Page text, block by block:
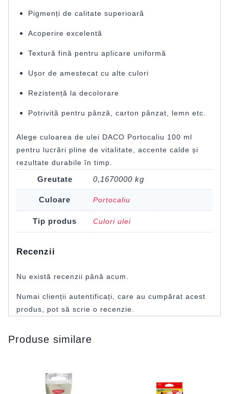
Pigmenți de calitate superioară
Acoperire excelentă
Textură fină pentru aplicare uniformă
Ușor de amestecat cu alte culori
Rezistență la decolorare
Potrivită pentru pânză, carton pânzat, lemn etc.
Alege culoarea de ulei DACO Portocaliu 100 ml
pentru lucrări pline de vitalitate, accente calde și
rezultate durabile în timp.
Greutate 0,1670000 kg
Culoare Portocaliu
Tip produs Culori ulei
Recenzii
Nu există recenzii până acum.
Numai clienții autentificați, care au cumpărat acest
produs, pot să scrie o recenzie.
Produse similare